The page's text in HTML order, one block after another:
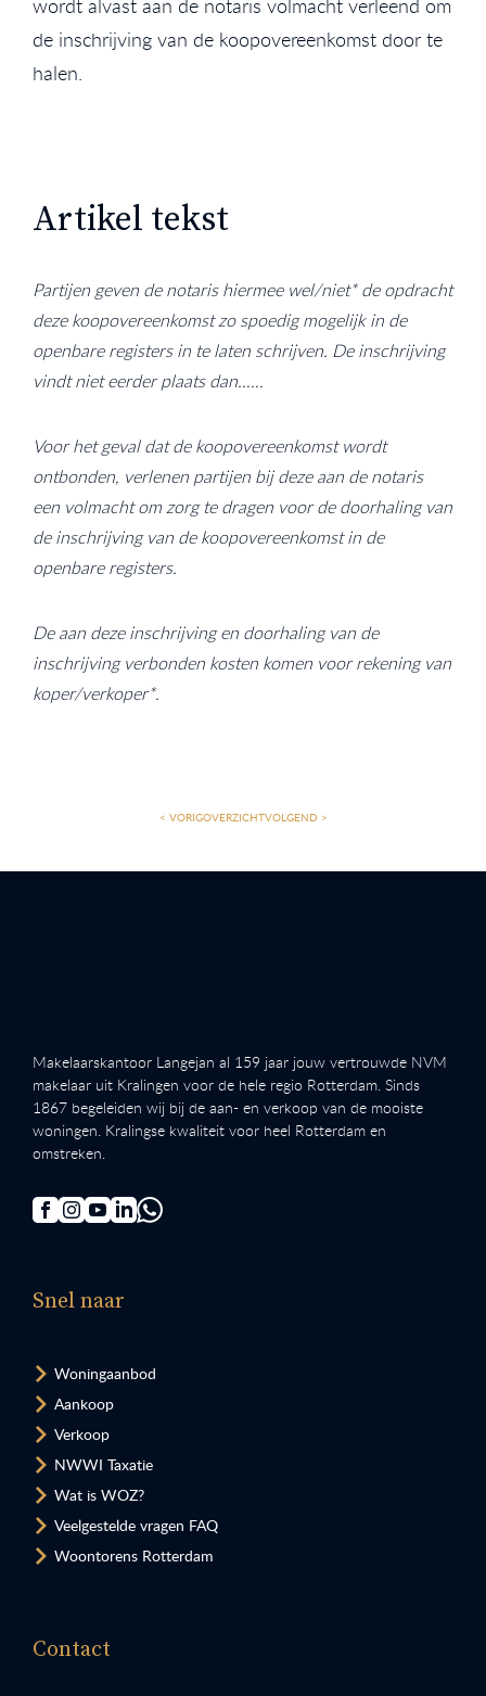
wordt alvast aan de notaris volmacht verleend om
de inschrijving van de koopovereenkomst door te
halen.
Artikel tekst
Partijen geven de notaris hiermee wel/niet* de opdracht
deze koopovereenkomst zo spoedig mogelijk in de
openbare registers in te laten schrijven. De inschrijving
vindt niet eerder plaats dan……
Voor het geval dat de koopovereenkomst wordt
ontbonden, verlenen partijen bij deze aan de notaris
een volmacht om zorg te dragen voor de doorhaling van
de inschrijving van de koopovereenkomst in de
openbare registers.
De aan deze inschrijving en doorhaling van de
inschrijving verbonden kosten komen voor rekening van
koper/verkoper*.
< VORIGOVERZICHTVOLGEND >
Makelaarskantoor Langejan al 159 jaar jouw vertrouwde NVM
makelaar uit Kralingen voor de hele regio Rotterdam. Sinds
1867 begeleiden wij bij de aan- en verkoop van de mooiste
woningen. Kralingse kwaliteit voor heel Rotterdam en
omstreken.
Snel naar
Woningaanbod
Aankoop
Verkoop
NWWI Taxatie
Wat is WOZ?
Veelgestelde vragen FAQ
Woontorens Rotterdam
Contact